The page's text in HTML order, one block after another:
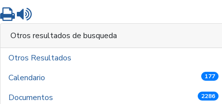
Imprimir
Otros resultados de busqueda
Otros Resultados
Calendario
177
Documentos 2286